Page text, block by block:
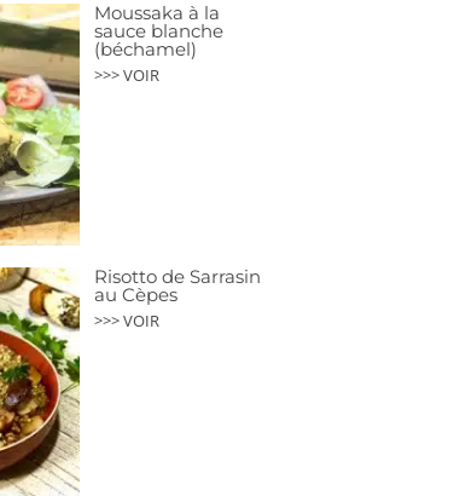
Moussaka à la
sauce blanche
(béchamel)
>>> VOIR
Risotto de Sarrasin
au Cèpes
>>> VOIR